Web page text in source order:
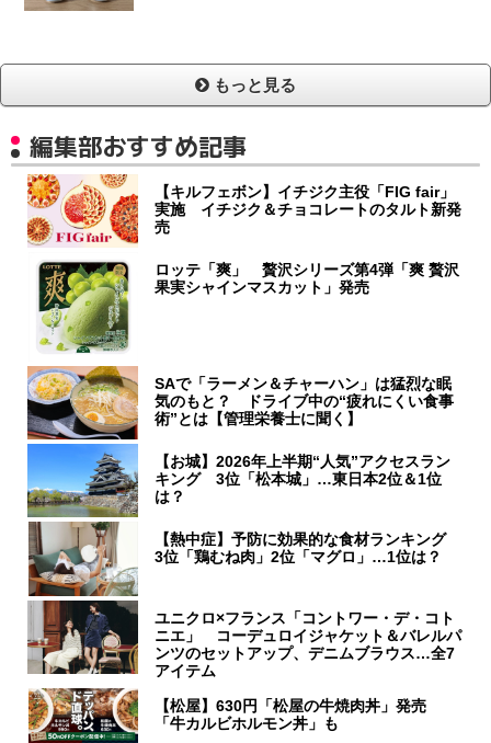
もっと見る
編集部おすすめ記事
【キルフェボン】イチジク主役「FIG fair」
実施 イチジク＆チョコレートのタルト新発
売
ロッテ「爽」 贅沢シリーズ第4弾「爽 贅沢
果実シャインマスカット」発売
SAで「ラーメン＆チャーハン」は猛烈な眠
気のもと？ ドライブ中の“疲れにくい食事
術”とは【管理栄養士に聞く】
【お城】2026年上半期“人気”アクセスラン
キング 3位「松本城」…東日本2位＆1位
は？
【熱中症】予防に効果的な食材ランキング
3位「鶏むね肉」2位「マグロ」…1位は？
ユニクロ×フランス「コントワー・デ・コト
ニエ」 コーデュロイジャケット＆バレルパ
ンツのセットアップ、デニムブラウス…全7
アイテム
【松屋】630円「松屋の牛焼肉丼」発売
「牛カルビホルモン丼」も